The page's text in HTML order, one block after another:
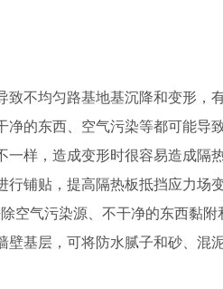
致不均匀路基地基沉降和变形，
净的东西、空气污染等都可能导
一样，造成变形时很容易造成隔
铺贴，提高隔热板抵挡应力场
空气污染源、不干净的东西黏
壁基层，可将防水腻子和砂、混